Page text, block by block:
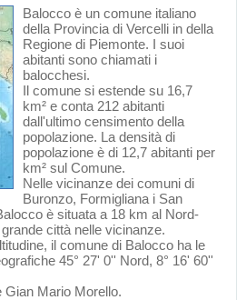
Balocco è un comune italiano
della Provincia di Vercelli in della
Regione di Piemonte. I suoi
abitanti sono chiamati i
balocchesi.
Il comune si estende su 16,7
km² e conta 212 abitanti
dall'ultimo censimento della
popolazione. La densità di
popolazione è di 12,7 abitanti per
km² sul Comune.
Nelle vicinanze dei comuni di
Buronzo, Formigliana i San
è situata a 18 km al Nord-
grande città nelle vicinanze.
il comune di Balocco ha le
45° 27' 0'' Nord, 8° 16' 60''
Gian Mario Morello.